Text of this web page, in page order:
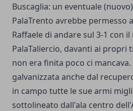
Buscaglia: un eventuale
PalaTrento avrebbe permesso
Raffaele di andare sul 3-1 con
PalaTaliercio, davanti ai propri
non era finita poco ci
galvanizzata anche dal
in campo tutte le sue armi
sottolineato dall'ala centro